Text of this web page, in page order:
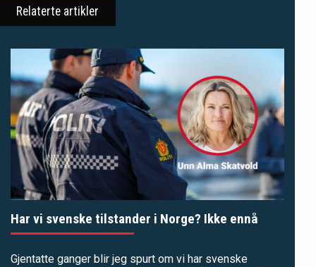
Relaterte artikler
Har vi svenske tilstander i Norge? Ikke ennå
Gjentatte ganger blir jeg spurt om vi har svenske